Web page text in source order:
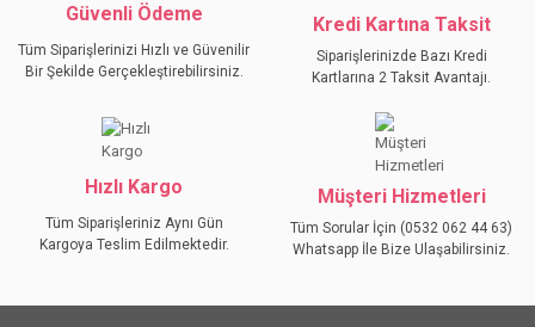
Güvenli Ödeme
Tüm Siparişlerinizi Hızlı ve Güvenilir
Bir Şekilde Gerçekleştirebilirsiniz.
Kredi Kartına Taksit
Siparişlerinizde Bazı Kredi
Kartlarına 2 Taksit Avantajı.
Hızlı Kargo
Tüm Siparişleriniz Aynı Gün
Kargoya Teslim Edilmektedir.
Müşteri Hizmetleri
Tüm Sorular İçin (0532 062 44 63)
Whatsapp İle Bize Ulaşabilirsiniz.